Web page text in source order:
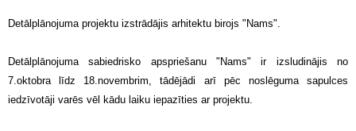
Detālplānojuma projektu izstrādājis arhitektu birojs "Nams".
Detālplānojuma sabiedrisko apspriešanu "Nams" ir izsludinājis no
7.oktobra līdz 18.novembrim, tādējādi arī pēc noslēguma sapulces
iedzīvotāji varēs vēl kādu laiku iepazīties ar projektu.